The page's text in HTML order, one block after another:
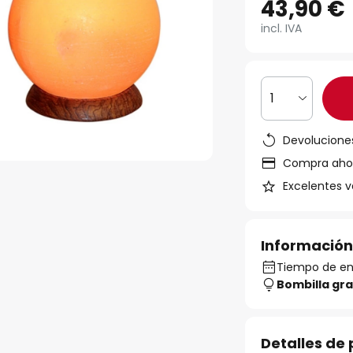
43,90 €
incl. IVA
1
Compra
Excelentes
Tiempo de
Bombilla
Detalles de